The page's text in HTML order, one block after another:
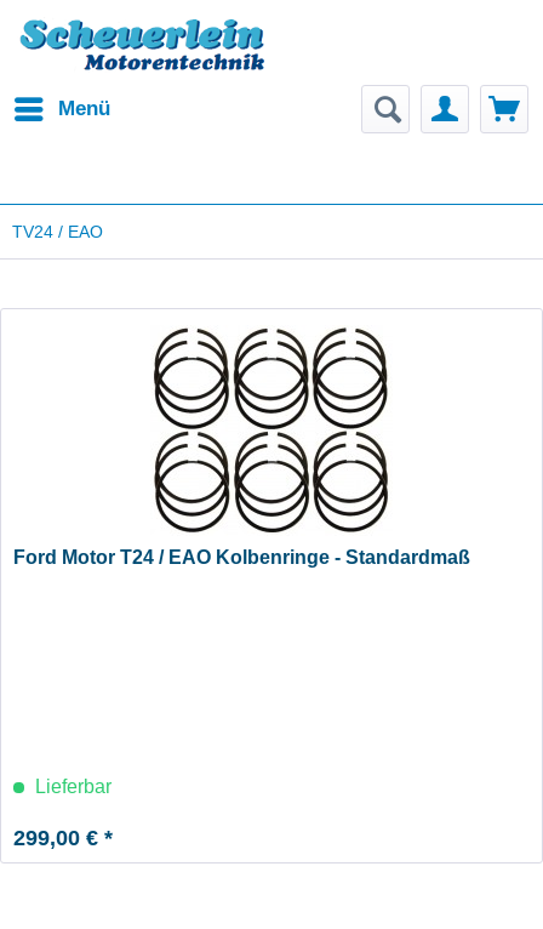
Menü
TV24 / EAO
Ford Motor T24 / EAO Kolbenringe - Standardmaß
Lieferbar
299,00 € *